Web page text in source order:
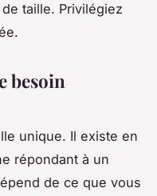
taille. Privilégiez
besoin
unique. Il existe en
répondant à un
de ce que vous